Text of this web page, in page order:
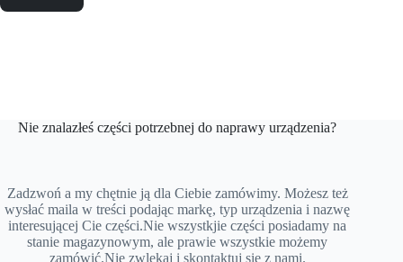
Nie znalazłeś części potrzebnej do naprawy urządzenia?
Zadzwoń a my chętnie ją dla Ciebie zamówimy. Możesz też
wysłać maila w treści podając markę, typ urządzenia i nazwę
interesującej Cie części.Nie wszystkjie części posiadamy na
stanie magazynowym, ale prawie wszystkie możemy
zamówić.Nie zwlekaj i skontaktuj się z nami.